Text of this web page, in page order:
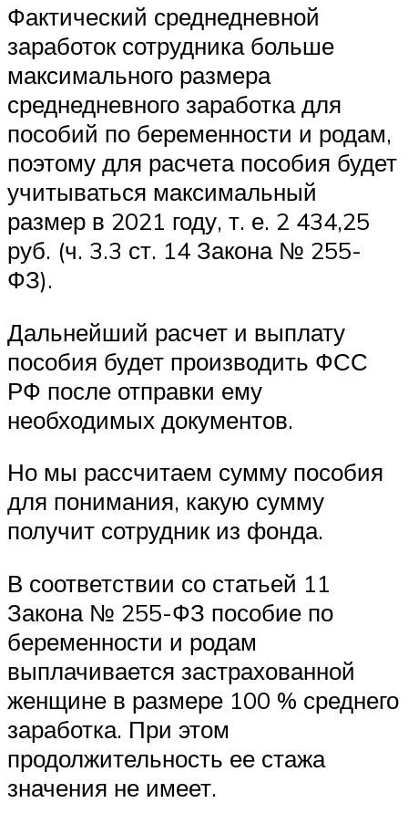
Фактический среднедневной
заработок сотрудника больше
максимального размера
среднедневного заработка для
пособий по беременности и родам,
поэтому для расчета пособия будет
учитываться максимальный
размер в 2021 году, т. е. 2 434,25
руб. (ч. 3.3 ст. 14 Закона № 255-
ФЗ).
Дальнейший расчет и выплату
пособия будет производить ФСС
РФ после отправки ему
необходимых документов.
Но мы рассчитаем сумму пособия
для понимания, какую сумму
получит сотрудник из фонда.
В соответствии со статьей 11
Закона № 255-ФЗ пособие по
беременности и родам
выплачивается застрахованной
женщине в размере 100 % среднего
заработка. При этом
продолжительность ее стажа
значения не имеет.